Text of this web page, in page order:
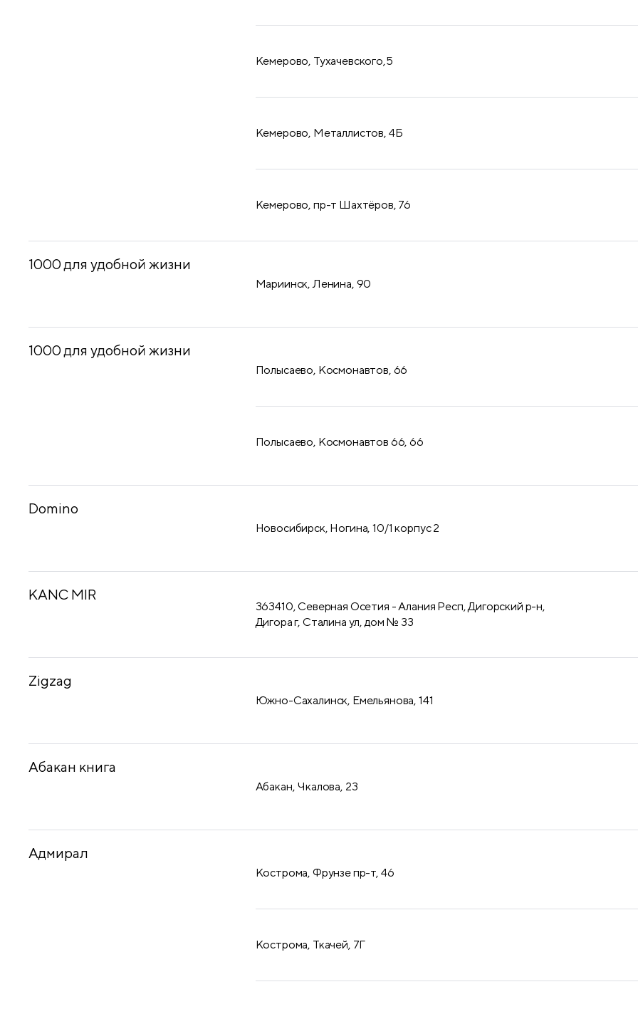
​Кемерово, Тухачевского,5
​Кемерово, Металлистов, 4Б
​Кемерово, пр-т Шахтёров, 76
1000 для удобной жизни
Мариинск, Ленина, 90
1000 для удобной жизни
Полысаево, Космонавтов, 66
Полысаево, Космонавтов 66, 66
Domino
Новосибирск, Ногина, 10/1 корпус 2
KANC MIR
363410, Северная Осетия - Алания Респ, Дигорский р-н,
Дигора г, Сталина ул, дом № 33
Zigzag
Южно-Сахалинск, Емельянова, 141
Абакан книга
Абакан, Чкалова, 23
Адмирал
Кострома, Фрунзе пр-т, 46
Кострома, Ткачей, 7Г